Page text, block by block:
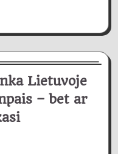
Lietuvoje
– bet ar